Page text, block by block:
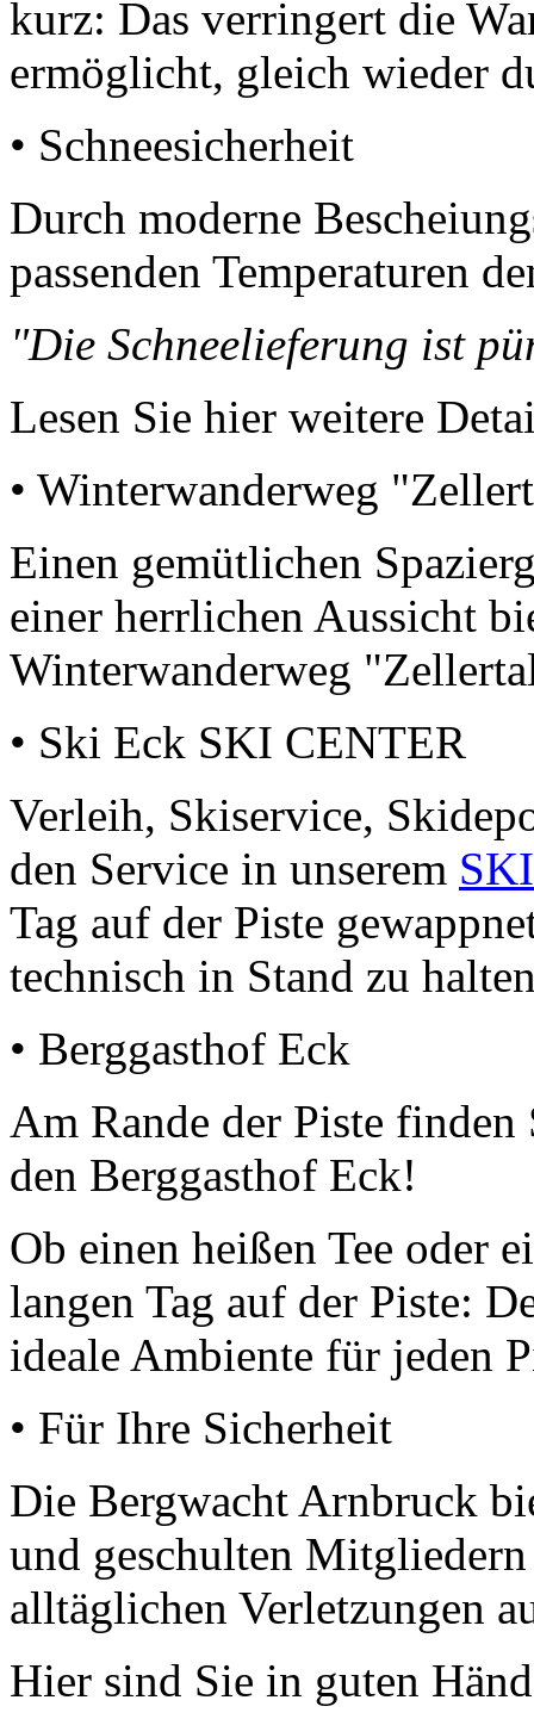
kurz: Das verringert die
ermöglicht, gleich wieder
• Schneesicherheit
Durch moderne
passenden Temperaturen
"Die Schneelieferung ist
Lesen Sie hier weitere
• Winterwanderweg
Einen gemütlichen
einer herrlichen Aussicht
Winterwanderweg
• Ski Eck SKI CENTER
Verleih, Skiservice,
den Service in unserem
Tag auf der Piste
technisch in Stand zu
• Berggasthof Eck
Am Rande der Piste
den Berggasthof Eck!
Ob einen heißen Tee oder
langen Tag auf der Piste:
ideale Ambiente für jeden
• Für Ihre Sicherheit
Die Bergwacht Arnbruck
und geschulten
alltäglichen Verletzungen
Hier sind Sie in guten